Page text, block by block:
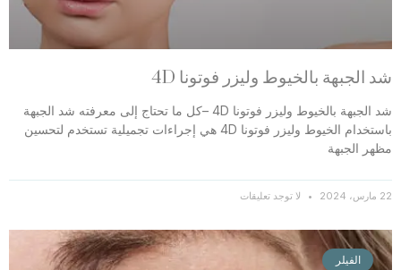
شد الجبهة بالخيوط وليزر فوتونا 4D
شد الجبهة بالخيوط وليزر فوتونا 4D –كل ما تحتاج إلى معرفته شد الجبهة
باستخدام الخيوط وليزر فوتونا 4D هي إجراءات تجميلية تستخدم لتحسين
مظهر الجبهة
22 مارس، 2024 لا توجد تعليقات
الفيلر